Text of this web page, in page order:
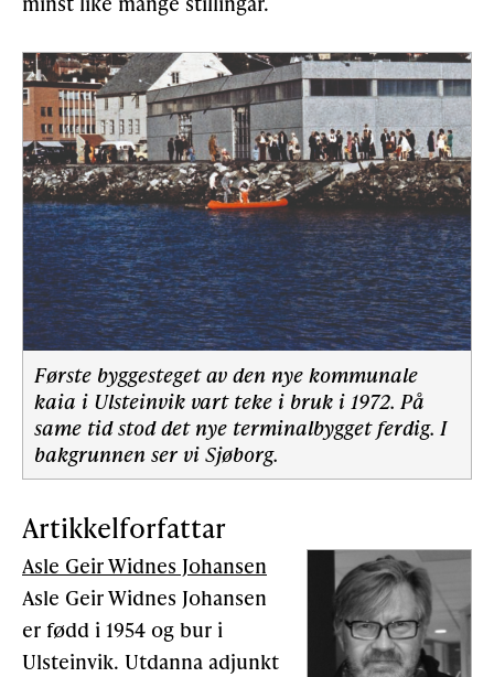
Første byggesteget av den nye kommunale
kaia i Ulsteinvik vart teke i bruk i 1972. På
same tid stod det nye terminalbygget ferdig. I
bakgrunnen ser vi Sjøborg.
Artikkelforfattar
Asle Geir Widnes Johansen
Asle Geir Widnes Johansen
er fødd i 1954 og bur i
Ulsteinvik. Utdanna adjunkt